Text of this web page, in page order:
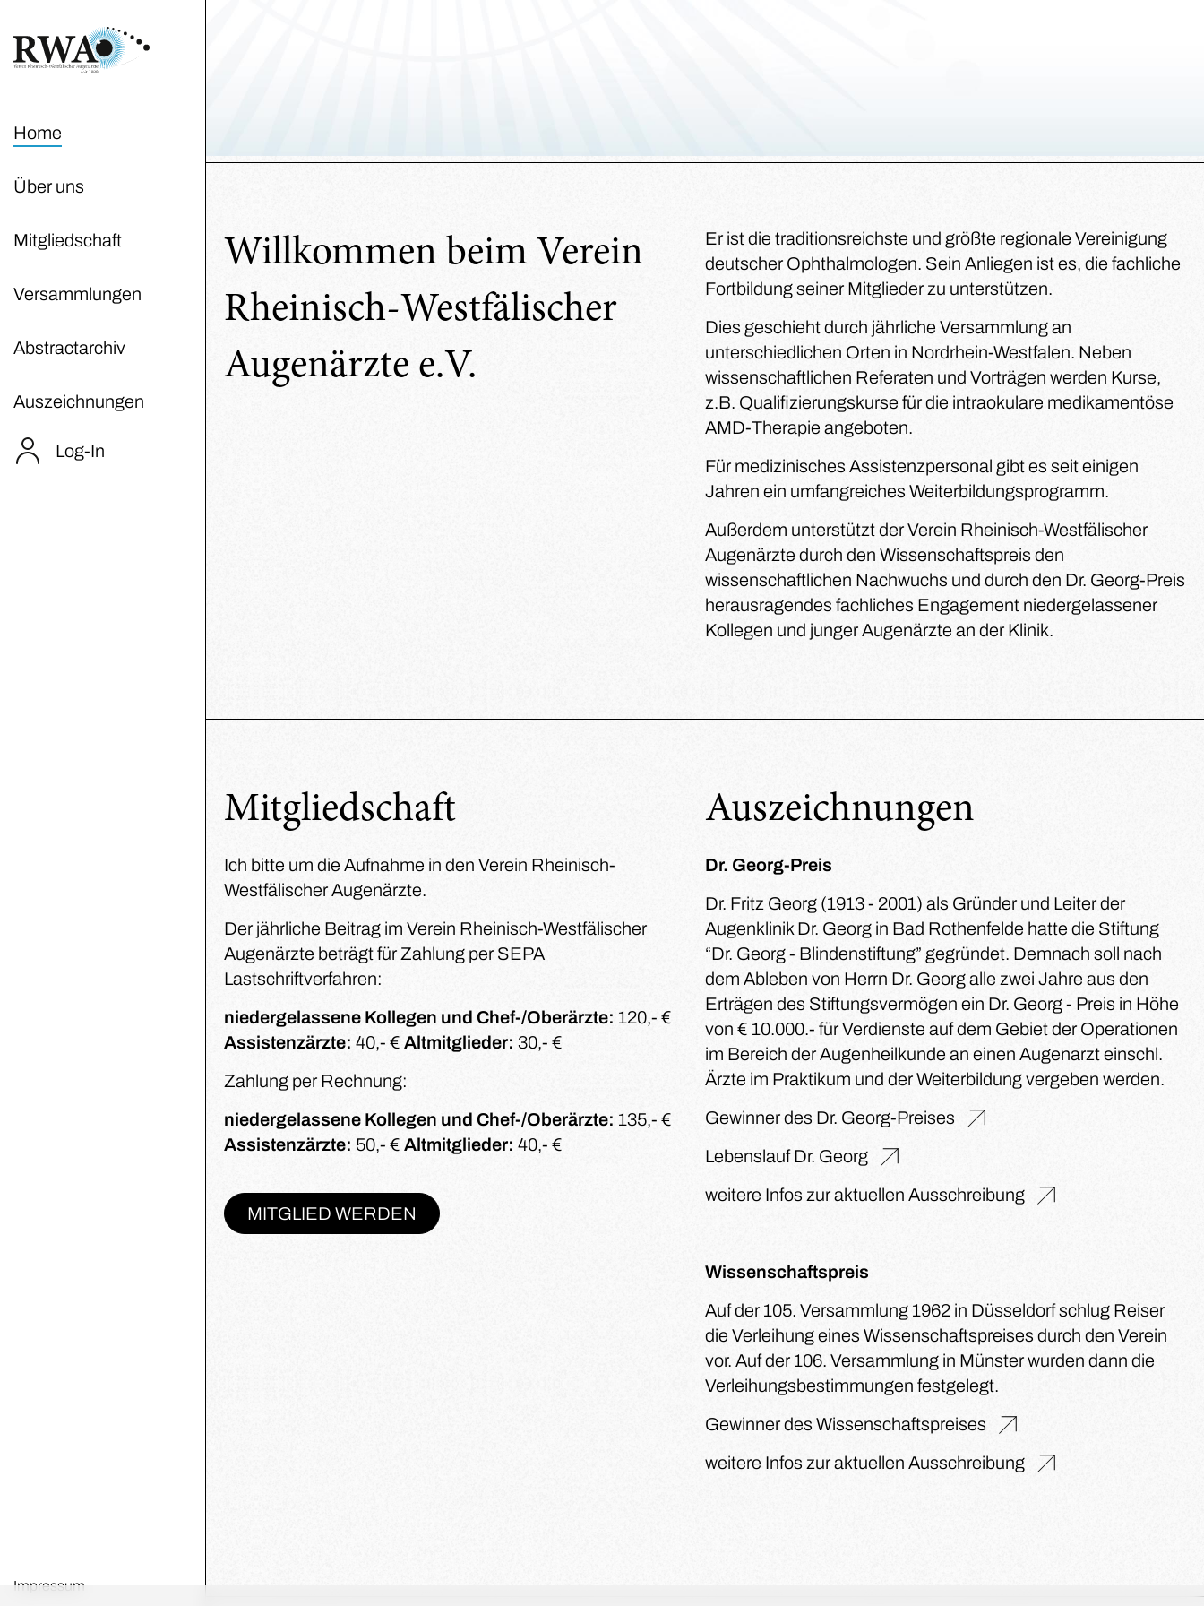
Home
Über uns
Mitgliedschaft
Versammlungen
Abstractarchiv
Auszeichnungen
Log-In
Impressum
Willkommen beim Verein
Rheinisch-Westfälischer
Augenärzte e.V.
Er ist die traditionsreichste und größte regionale Vereinigung
deutscher Ophthalmologen. Sein Anliegen ist es, die fachliche
Fortbildung seiner Mitglieder zu unterstützen.
Dies geschieht durch jährliche Versammlung an
unterschiedlichen Orten in Nordrhein-Westfalen. Neben
wissenschaftlichen Referaten und Vorträgen werden Kurse,
z.B. Qualifizierungskurse für die intraokulare medikamentöse
AMD-Therapie angeboten.
Für medizinisches Assistenzpersonal gibt es seit einigen
Jahren ein umfangreiches Weiterbildungsprogramm.
Außerdem unterstützt der Verein Rheinisch-Westfälischer
Augenärzte durch den Wissenschaftspreis den
wissenschaftlichen Nachwuchs und durch den Dr. Georg-Preis
herausragendes fachliches Engagement niedergelassener
Kollegen und junger Augenärzte an der Klinik.
Mitgliedschaft
Ich bitte um die Aufnahme in den Verein Rheinisch-
Westfälischer Augenärzte.
Der jährliche Beitrag im Verein Rheinisch-Westfälischer
Augenärzte beträgt für Zahlung per SEPA
Lastschriftverfahren:
niedergelassene Kollegen und Chef-/Oberärzte: 120,- €
Assistenzärzte: 40,- € Altmitglieder: 30,- €
Zahlung per Rechnung:
niedergelassene Kollegen und Chef-/Oberärzte: 135,- €
Assistenzärzte: 50,- € Altmitglieder: 40,- €
MITGLIED WERDEN
Auszeichnungen
Dr. Georg-Preis
Dr. Fritz Georg (1913 - 2001) als Gründer und Leiter der
Augenklinik Dr. Georg in Bad Rothenfelde hatte die Stiftung
“Dr. Georg - Blindenstiftung” gegründet. Demnach soll nach
dem Ableben von Herrn Dr. Georg alle zwei Jahre aus den
Erträgen des Stiftungsvermögen ein Dr. Georg - Preis in Höhe
von € 10.000.- für Verdienste auf dem Gebiet der Operationen
im Bereich der Augenheilkunde an einen Augenarzt einschl.
Ärzte im Praktikum und der Weiterbildung vergeben werden.
Gewinner des Dr. Georg-Preises
Lebenslauf Dr. Georg
weitere Infos zur aktuellen Ausschreibung
Wissenschaftspreis
Auf der 105. Versammlung 1962 in Düsseldorf schlug Reiser
die Verleihung eines Wissenschaftspreises durch den Verein
vor. Auf der 106. Versammlung in Münster wurden dann die
Verleihungsbestimmungen festgelegt.
Gewinner des Wissenschaftspreises
weitere Infos zur aktuellen Ausschreibung